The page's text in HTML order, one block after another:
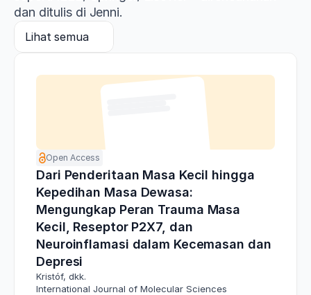
dan ditulis di Jenni.
Lihat semua
Open Access
Dari Penderitaan Masa Kecil hingga
Kepedihan Masa Dewasa:
Mengungkap Peran Trauma Masa
Kecil, Reseptor P2X7, dan
Neuroinflamasi dalam Kecemasan dan
Depresi
Kristóf, dkk.
International Journal of Molecular Sciences